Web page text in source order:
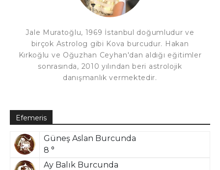
Jale Muratoğlu, 1969 İstanbul doğumludur ve
birçok Astrolog gibi Kova burcudur. Hakan
Kırkoğlu ve Oğuzhan Ceyhan'dan aldığı eğitimler
sonrasında, 2010 yılından beri astrolojik
danışmanlık vermektedir.
Efemeris
Güneş Aslan Burcunda
8 °
Ay Balık Burcunda